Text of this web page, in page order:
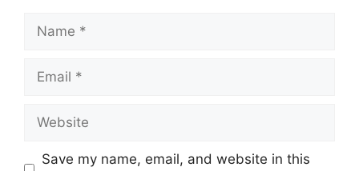
Save my name, email, and website in this